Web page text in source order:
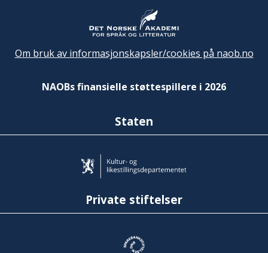
Om bruk av informasjonskapsler/cookies på naob.no
NAOBs finansielle støttespillere i 2026
Staten
Private stiftelser